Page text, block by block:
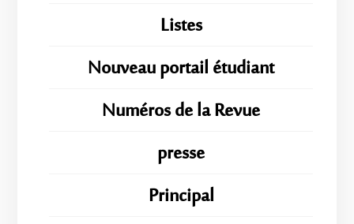
Listes
Nouveau portail étudiant
Numéros de la Revue
presse
Principal